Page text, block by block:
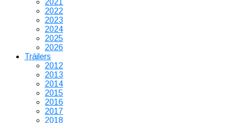
2021
2022
2023
2024
2025
2026
Tráilers
2012
2013
2014
2015
2016
2017
2018